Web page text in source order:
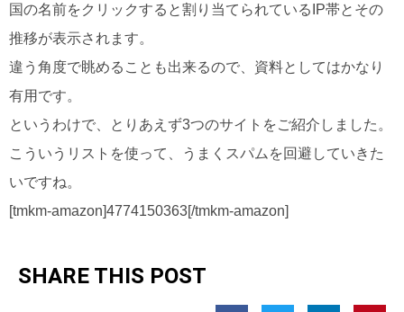
国の名前をクリックすると割り当てられているIP帯とその
推移が表示されます。
違う角度で眺めることも出来るので、資料としてはかなり
有用です。
というわけで、とりあえず3つのサイトをご紹介しました。
こういうリストを使って、うまくスパムを回避していきた
いですね。
[tmkm-amazon]4774150363[/tmkm-amazon]
SHARE THIS POST